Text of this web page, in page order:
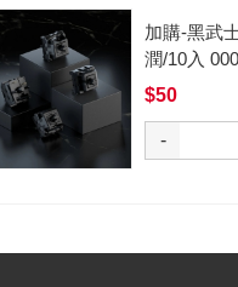
加購-黑武
潤/10入
$50
-